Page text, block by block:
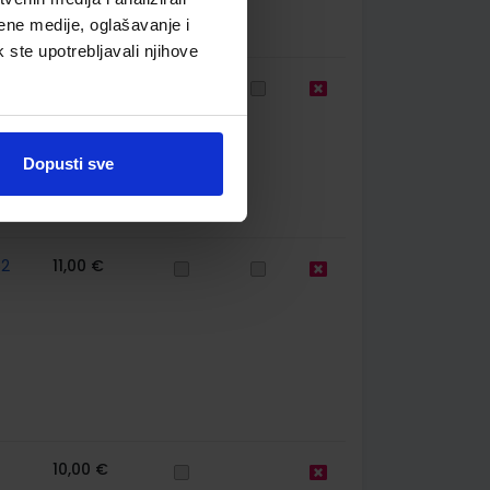
medije, oglašavanje i
ste upotrebljavali njihove
Dopusti sve
11,00 €
10,00 €